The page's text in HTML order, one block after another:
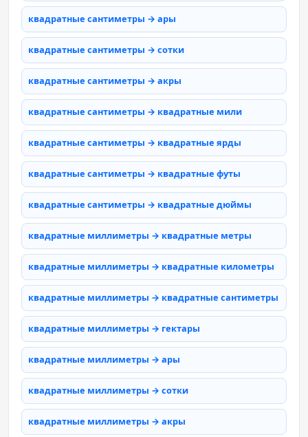
квадратные сантиметры → ары
квадратные сантиметры → сотки
квадратные сантиметры → акры
квадратные сантиметры → квадратные мили
квадратные сантиметры → квадратные ярды
квадратные сантиметры → квадратные футы
квадратные сантиметры → квадратные дюймы
квадратные миллиметры → квадратные метры
квадратные миллиметры → квадратные километры
квадратные миллиметры → квадратные сантиметры
квадратные миллиметры → гектары
квадратные миллиметры → ары
квадратные миллиметры → сотки
квадратные миллиметры → акры